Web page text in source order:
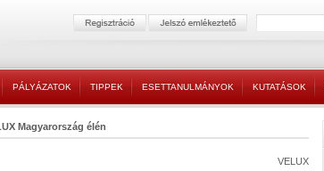
PÁLYÁZATOK TIPPEK ESETTANULMÁNYOK KUTATÁSOK
Magyarország élén
VELUX